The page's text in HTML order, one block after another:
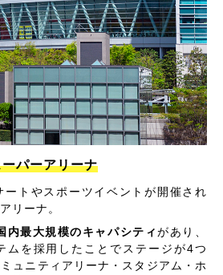
パーアリーナ
ートやスポーツイベントが開催され
リーナ。
内最大規模のキャパシティがあり、
ムを採用したことでステージが4つ
ュニティアリーナ・スタジアム・ホ